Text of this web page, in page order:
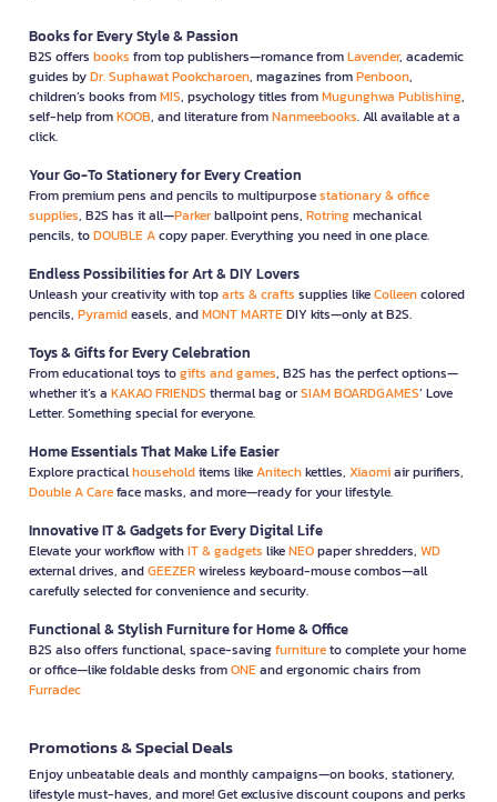
Books for Every Style & Passion
B2S offers books from top publishers—romance fromLavender, academic
guides byDr. Suphawat Pookcharoen, magazines fromPenboon,
children’s books fromMIS, psychology titles fromMugunghwa Publishing,
self-help fromKOOB, and literature fromNanmeebooks. All available at a
click.
Your Go-To Stationery for Every Creation
From premium pens and pencils to multipurposestationary & office
supplies, B2S has it all—Parkerballpoint pens, Rotringmechanical
pencils, toDOUBLE Acopy paper. Everything you need in one place.
Endless Possibilities for Art & DIY Lovers
Unleash your creativity with toparts & crafts supplies likeColleencolored
pencils, Pyramideasels, andMONT MARTEDIY kits—only at B2S.
Toys & Gifts for Every Celebration
From educational toys togifts and games, B2S has the perfect options—
whether it’s a KAKAO FRIENDS thermal bag orSIAM BOARDGAMES’ Love
Letter. Something special for everyone.
Home Essentials That Make Life Easier
Explore practicalhouseholditems likeAnitechkettles, Xiaomiair purifiers,
Double A Careface masks, and more—ready for your lifestyle.
Innovative IT & Gadgets for Every Digital Life
Elevate your workflow withIT & gadgets likeNEOpaper shredders, WD
external drives, andGEEZERwireless keyboard-mouse combos—all
carefully selected for convenience and security.
Functional & Stylish Furniture for Home & Office
B2S also offers functional, space-savingfurnitureto complete your home
or office—like foldable desks fromONEand ergonomic chairs from
Furradec
Promotions & Special Deals
Enjoy unbeatable deals and monthly campaigns—on books, stationery,
lifestyle must-haves, and more! Get exclusive discount coupons and perks